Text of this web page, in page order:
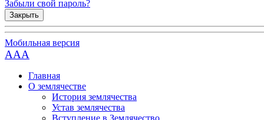
Забыли свой пароль?
Закрыть
Мобильная версия
AAA
Главная
О землячестве
История землячества
Устав землячества